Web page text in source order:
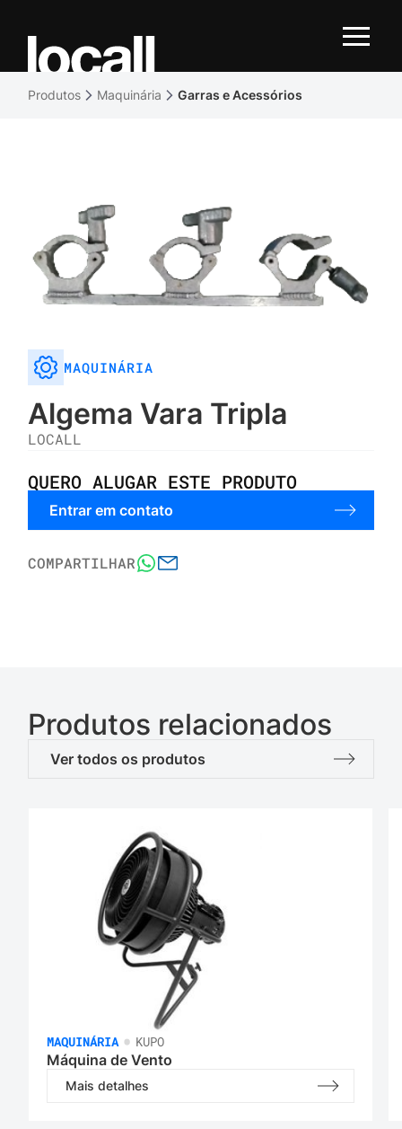
Produtos Maquinária Garras e Acessórios
MAQUINÁRIA
Algema Vara Tripla
LOCALL
QUERO ALUGAR ESTE PRODUTO
Entrar em contato
COMPARTILHAR
Produtos relacionados
Ver todos os produtos
MAQUINÁRIA• KUPO
Máquina de Vento
Mais detalhes